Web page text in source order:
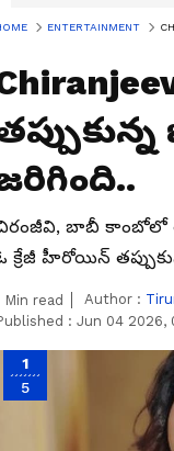
ENTERTAINMENT
బాబీ కాంబోలో
క్రేజీ హీరోయిన్
Min read Author :
: Jun 04 2026,
1
5